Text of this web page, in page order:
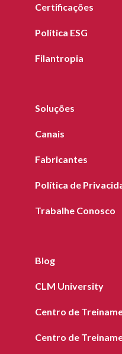
Certificações
Política ESG
Filantropia
Soluções
Canais
Fabricantes
Política de
Trabalhe Conosco
Blog
CLM University
Centro de
Centro de